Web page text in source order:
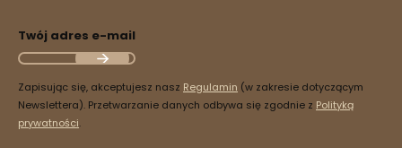
Twój adres e-mail
Zapisując się, akceptujesz nasz Regulamin (w zakresie dotyczącym
Newslettera). Przetwarzanie danych odbywa się zgodnie z Polityką
prywatności.